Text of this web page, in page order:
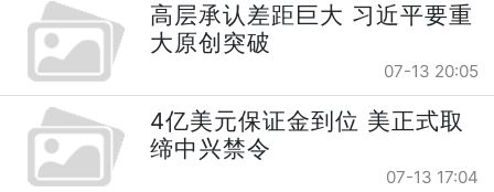
高层承认差距巨大 习近平要重
大原创突破
07-13 20:05
4亿美元保证金到位 美正式取
缔中兴禁令
07-13 17:04